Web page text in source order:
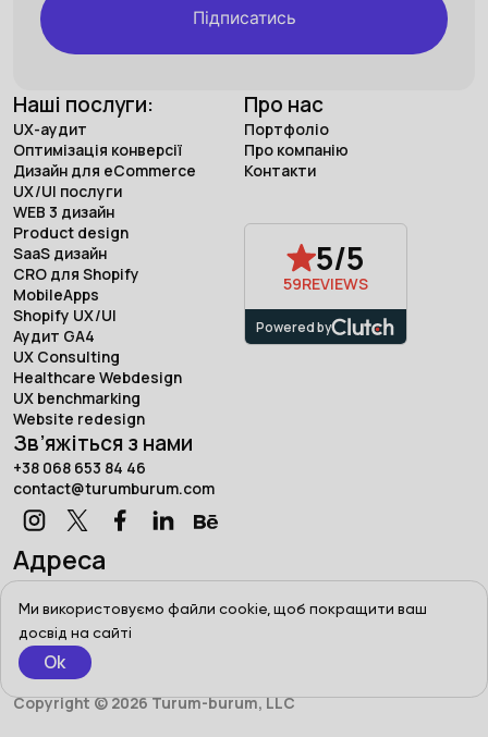
Ми використовуємо файли cookie, щоб покращити ваш
досвід на сайті
Ok
Наші послуги:
UX-аудит
Оптимізація конверсії
Дизайн для eCommerce
UX/UI послуги
WEB 3 дизайн
Product design
SaaS дизайн
CRO для Shopify
MobileApps
Shopify UX/UI
Аудит GA4
UX Consulting
Healthcare Webdesign
UX benchmarking
Website redesign
Про нас
Портфоліо
Про компанію
Контакти
5/5
59REVIEWS
Powered by
Зв’яжіться з нами
+38 068 653 84 46
contact@turumburum.com
Адреса
Турум-бурум, Україна, Харків,
вул. Сумська, 7/1
Підписатись
Copyright © 2026 Turum-burum, LLC
Terms of use